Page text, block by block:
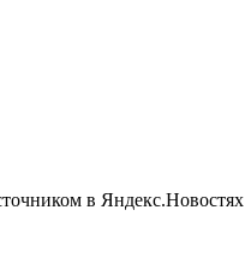
в Яндекс.Новостях